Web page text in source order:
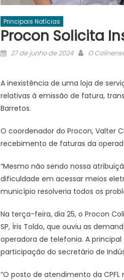
Principais Notícias
Procon Solicita
Posted
27 de junho de 2024 Author
O
A inexistência de uma loja de
relativas à emissão de fatura,
Barretos.
O coordenador do Procon, Valter
recebimento de faturas da
“Mesmo não sendo nossa
dificuldade em acessar meios
município resolveria todos os
Na terça-feira, dia 25, o Procon
SP, Íris Toldo, que ouviu as
operadora de telefonia. A
participação do secretário de
“O posto de atendimento da